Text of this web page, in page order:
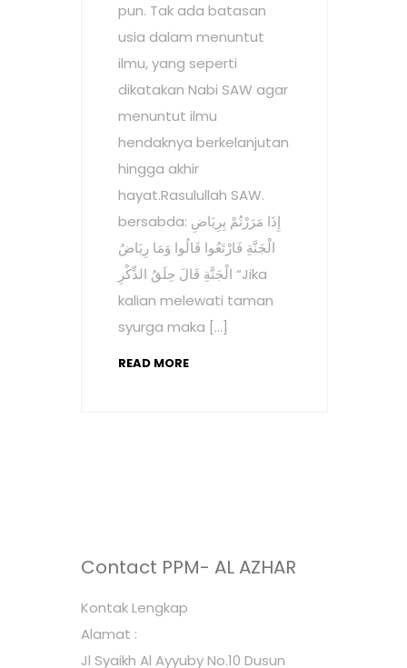
pun. Tak ada batasan
usia dalam menuntut
ilmu, yang seperti
dikatakan Nabi SAW agar
menuntut ilmu
hendaknya berkelanjutan
hingga akhir
hayat.Rasulullah SAW.
bersabda: إِذَا مَرَرْتُمْ بِرِيَاضِ
الْجَنَّةِ فَارْتَعُوا قَالُوا وَمَا رِيَاضُ
الْجَنَّةِ قَالَ حِلَقُ الذِّكْرِ “Jika
kalian melewati taman
syurga maka […]
READ MORE
Contact PPM- AL AZHAR
Kontak Lengkap
Alamat :
Jl Syaikh Al Ayyuby No.10 Dusun